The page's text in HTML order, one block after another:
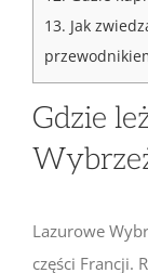
13. Jak
Gdzie
Lazurowe
części Francji.